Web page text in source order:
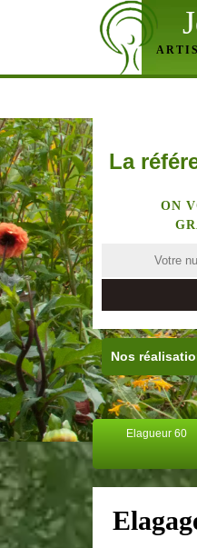
La
ON
Nos
Elagueur 60